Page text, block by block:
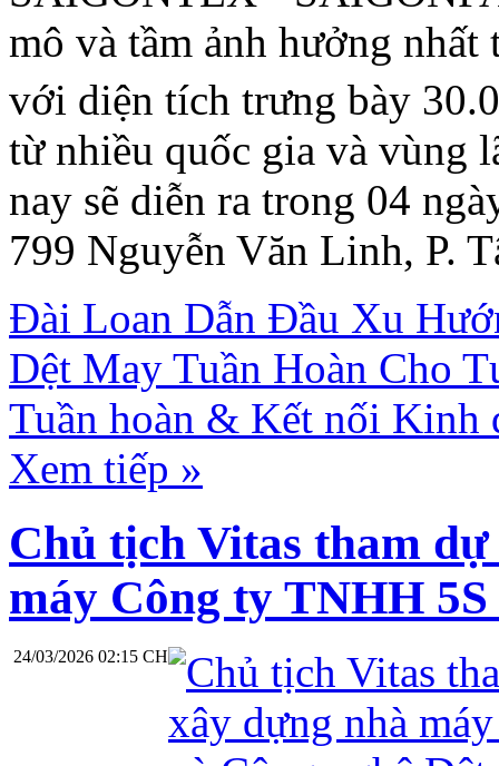
mô và tầm ảnh hưởng
với diện tích trưng bày
từ nhiều quốc gia và vùng
nay sẽ diễn ra trong 04
799 Nguyễn Văn Linh, P.
Đài Loan Dẫn Đầu Xu
Dệt May Tuần Hoàn Cho
Tuần hoàn & Kết nối Kinh
Xem tiếp »
Chủ tịch Vitas tham
máy Công ty TNHH
24/03/2026 02:15 CH